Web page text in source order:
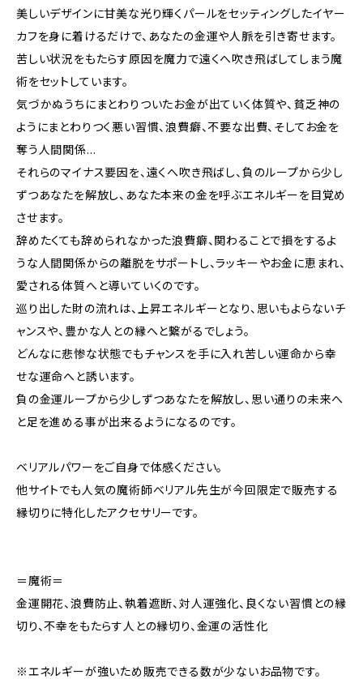
美しいデザインに甘美な光り輝くパールをセッティングしたイヤー
カフを身に着けるだけで、あなたの金運や人脈を引き寄せます。
苦しい状況をもたらす原因を魔力で遠くへ吹き飛ばしてしまう魔
術をセットしています。
気づかぬうちにまとわりついたお金が出ていく体質や、貧乏神の
ようにまとわりつく悪い習慣、浪費癖、不要な出費、そしてお金を
奪う人間関係…
それらのマイナス要因を、遠くへ吹き飛ばし、負のループから少し
ずつあなたを解放し、あなた本来の金を呼ぶエネルギーを目覚め
させます。
辞めたくても辞められなかった浪費癖、関わることで損をするよ
うな人間関係からの離脱をサポートし、ラッキーやお金に恵まれ、
愛される体質へと導いていくのです。
巡り出した財の流れは、上昇エネルギーとなり、思いもよらないチ
ャンスや、豊かな人との縁へと繋がるでしょう。
どんなに悲惨な状態でもチャンスを手に入れ苦しい運命から幸
せな運命へと誘います。
負の金運ループから少しずつあなたを解放し、思い通りの未来へ
と足を進める事が出来るようになるのです。
ベリアルパワーをご自身で体感ください。
他サイトでも人気の魔術師べリアル先生が今回限定で販売する
縁切りに特化したアクセサリーです。
＝魔術＝
金運開花、浪費防止、執着遮断、対人運強化、良くない習慣との縁
切り、不幸をもたらす人との縁切り、金運の活性化
※エネルギーが強いため販売できる数が少ないお品物です。